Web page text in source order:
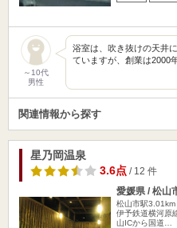
～10代
男性
浴室は、吹き抜けの天井
ていますが、創業は2000
関連情報から探す
星乃岡温泉
3.6点/ 12 件
愛媛県 / 松山
松山市駅3.01km
伊予鉄道横河原
山ICから国道…